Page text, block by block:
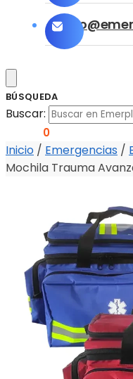
BÚSQUEDA
Buscar:
0
Inicio / Emergencias /
Mochila Trauma